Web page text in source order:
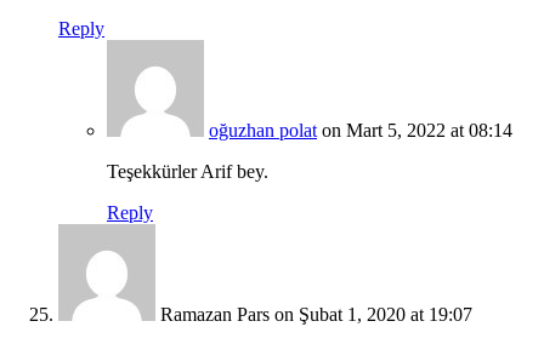
Reply
oğuzhan polat on Mart 5, 2022 at 08:14
Teşekkürler Arif bey.
Reply
Ramazan Pars on Şubat 1, 2020 at 19:07